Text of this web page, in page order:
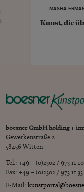
MASHA
Kunst, die
boesner GmbH holding +
Gewerkenstraße 2
58456 Witten
Tel.: +49 – (0)2302 / 973 11 10
Fax: +49 – (0)2302 / 973 11 33
E-Mail: